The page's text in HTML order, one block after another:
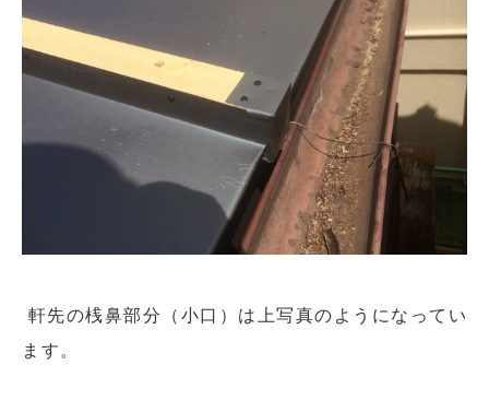
軒先の桟鼻部分（小口）は上写真のようになってい
ます。